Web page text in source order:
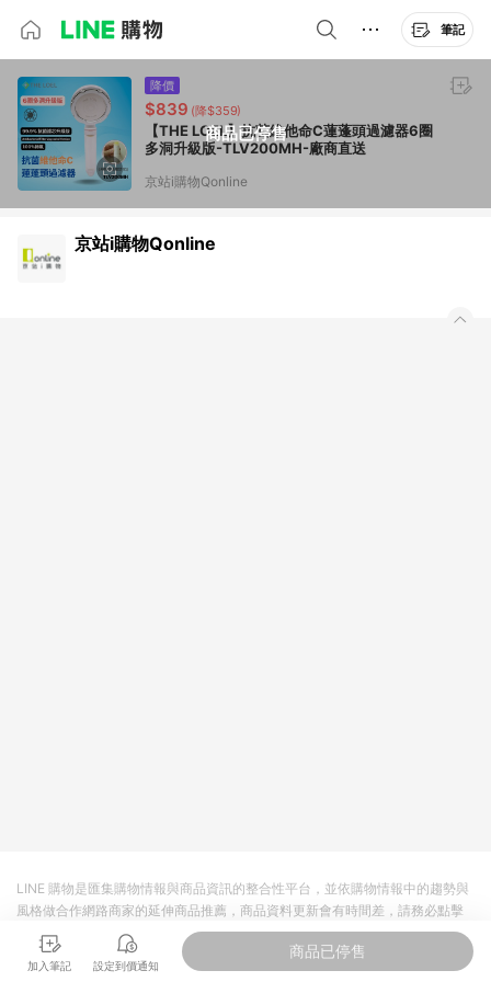
筆記
商品已停售
降價
$839 (降$359)
【THE LOEL】抗菌維他命C蓮蓬頭過濾器6圈
多洞升級版-TLV200MH-廠商直送
京站i購物Qonline
京站i購物Qonline
加入筆記 設定到價通知
商品已停售
LINE 購物是匯集購物情報與商品資訊的整合性平台，並依購物情報中的趨勢與
風格做合作網路商家的延伸商品推薦，商品資料更新會有時間差，請務必點擊
商品至各合作網路商家，確認現售價與購物條件，一切資訊以合作廠商網頁為
準。